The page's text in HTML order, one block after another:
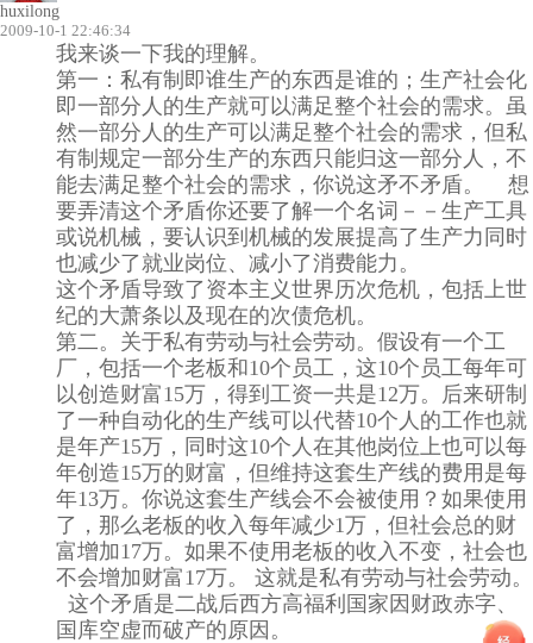
huxilong
2009-10-1 22:46:34
我来谈一下我的理解。
第一：私有制即谁生产的东西是谁的；生产社会化
即一部分人的生产就可以满足整个社会的需求。虽
然一部分人的生产可以满足整个社会的需求，但私
有制规定一部分生产的东西只能归这一部分人，不
能去满足整个社会的需求，你说这矛不矛盾。 想
要弄清这个矛盾你还要了解一个名词－－生产工具
或说机械，要认识到机械的发展提高了生产力同时
也减少了就业岗位、减小了消费能力。
这个矛盾导致了资本主义世界历次危机，包括上世
纪的大萧条以及现在的次债危机。
第二。关于私有劳动与社会劳动。假设有一个工
厂，包括一个老板和10个员工，这10个员工每年可
以创造财富15万，得到工资一共是12万。后来研制
了一种自动化的生产线可以代替10个人的工作也就
是年产15万，同时这10个人在其他岗位上也可以每
年创造15万的财富，但维持这套生产线的费用是每
年13万。你说这套生产线会不会被使用？如果使用
了，那么老板的收入每年减少1万，但社会总的财
富增加17万。如果不使用老板的收入不变，社会也
不会增加财富17万。 这就是私有劳动与社会劳动。
这个矛盾是二战后西方高福利国家因财政赤字、
国库空虚而破产的原因。